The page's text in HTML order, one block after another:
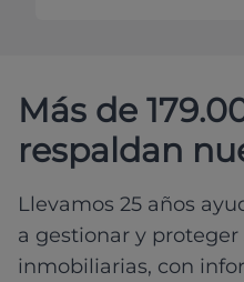
Más de
respaldan
Llevamos 25 años
a gestionar y
inmobiliarias, con